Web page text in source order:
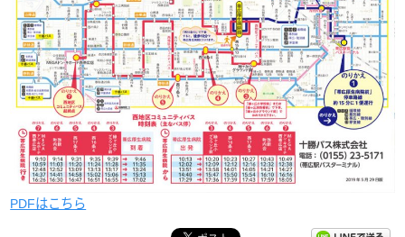
PDFはこちら